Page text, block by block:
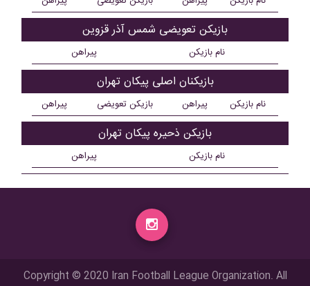
بازیکن تعویضی شمس آذر قزوین
نام بازیکن پیراهن
بازیکنان اصلی پيکان تهران
نام بازیکن پیراهن بازیکن تعویضی پیراهن
بازیکن ذحیره پيکان تهران
نام بازیکن پیراهن
Copyright © 2020 Iran Football League Organization. All